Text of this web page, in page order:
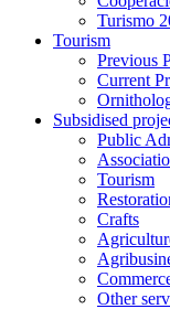
Turismo
Tourism
Previous
Current
Subsidised
Public
Tourism
Crafts
Other